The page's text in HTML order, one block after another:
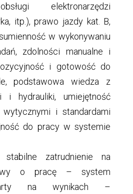
elektronarzędzi
itp.), prawo jazdy kat. B,
w wykonywaniu
zdolności manualne i
i gotowość do
podstawowa wiedza z
i hydrauliki, umiejętność
i standardami
do pracy w systemie
stabilne zatrudnienie na
o pracę – system
na wynikach –